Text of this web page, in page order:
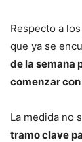
Respecto a
que ya se
de la semana
comenzar
La medida no
tramo clave